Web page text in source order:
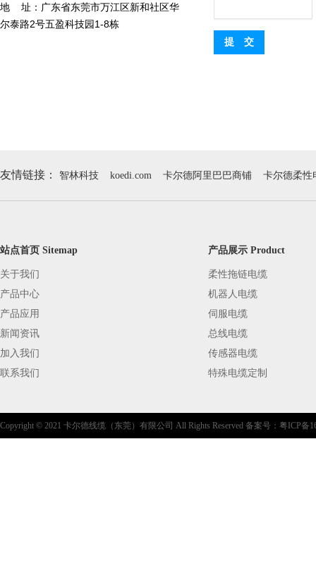
地 址：广东省东莞市万江区新和社区华
尔泰路2号五盈科技园1-8栋
提 交
友情链接： 智林科技 koedi.com 卡尔德阿里巴巴商铺 卡尔德柔性
站点首页 Sitemap
关于我们
产品中心
产品应用
新闻资讯
加入我们
联系我们
产品展示 Product
柔性拖链电缆
机器人电缆
伺服电缆
总线电缆
传感器电缆
特殊电缆定制
Copyright © 2021 卡尔德线缆（东莞）有限公司 All Rights Reserved 备案号： 粤ICP备